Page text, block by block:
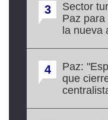
3
Sector
Paz
la nueva
4
Paz:
que